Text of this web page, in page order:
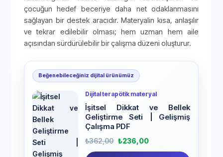
çocuğun hedef beceriye daha net odaklanmasını
sağlayan bir destek aracıdır. Materyalin kısa, anlaşılır
ve tekrar edilebilir olması; hem uzman hem aile
açısından sürdürülebilir bir çalışma düzeni oluşturur.
Beğenebileceğiniz dijital ürünümüz
Dijital terapötik materyal
İşitsel Dikkat ve Bellek
Geliştirme Seti | Gelişmiş
Çalışma PDF
₺362,00 ₺236,00